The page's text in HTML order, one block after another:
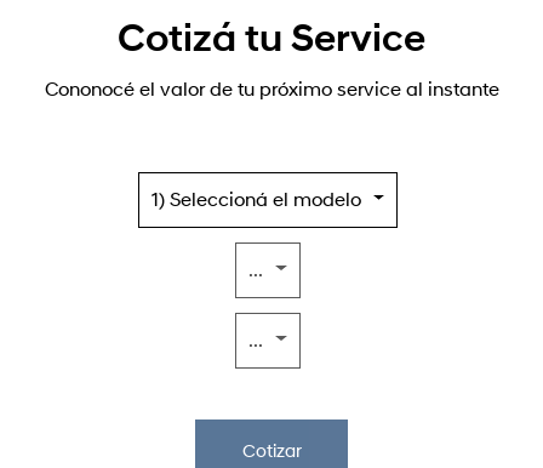
Cotizá tu Service
Cononocé el valor de tu próximo service al instante
1) Seleccioná el modelo
...
...
Cotizar